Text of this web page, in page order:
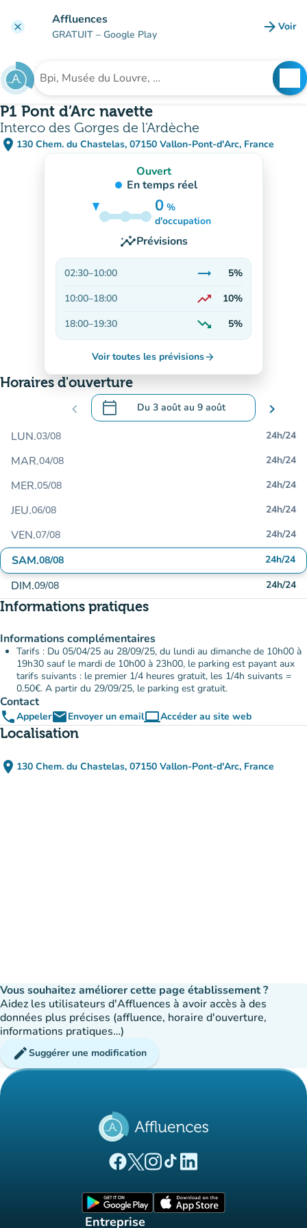
clear Affluences
GRATUIT – Google Play arrow_forward Voir
Rechercher un établissement
P1 Pont d’Arc navette
Interco des Gorges de l'Ardèche
place 130 Chem. du Chastelas, 07150 Vallon-Pont-d'Arc, France
(ouvrir dans Google Maps)
(nouvel onglet)
Ouvert
En temps réel
0 %
5%
d'occupation
insightsPrévisions
02:30–10:00 trending_flat
5%
10:00–18:00 trending_up
10%
18:00–19:30 trending_down
En baisse
5%
Voir toutes les prévisionsarrow_forward
Horaires d'ouverture
chevron_left calendar_today Du 3 aoûtau 9 août
.Ouvrir le calendrier pour changer de
chevron_right
LUN.03/08 24h/24
MAR.04/08 24h/24
MER.05/08 24h/24
JEU.06/08 24h/24
VEN.07/08 24h/24
SAM.08/08 24h/24
DIM.09/08 24h/24
Informations pratiques
Informations complémentaires
Tarifs : Du 05/04/25 au 28/09/25, du lundi au dimanche de 10h00 à
19h30 sauf le mardi de 10h00 à 23h00, le parking est payant aux
tarifs suivants : le premier 1/4 heures gratuit, les 1/4h suivants =
0.50€. A partir du 29/09/25, le parking est gratuit.
Contact
phoneAppeleremailEnvoyer un emailcomputerAccéder au site web
(nouvel onglet)
Localisation
place 130 Chem. du Chastelas, 07150 Vallon-Pont-d'Arc, France
(ouvrir dans Google Maps)
(nouvel onglet)
Vous souhaitez améliorer cette page établissement ?
Aidez les utilisateurs d'Affluences à avoir accès à des
données plus précises (affluence, horaire d'ouverture,
informations pratiques…)
editSuggérer une modification
(nouvel onglet)
(nouvel onglet)
(nouvel onglet)
(nouvel onglet)
(nouvel onglet)
Entreprise